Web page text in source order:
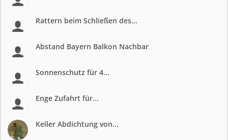
Rattern beim Schließen des...
Abstand Bayern Balkon Nachbar
Sonnenschutz für 4...
Enge Zufahrt für...
Keller Abdichtung von...